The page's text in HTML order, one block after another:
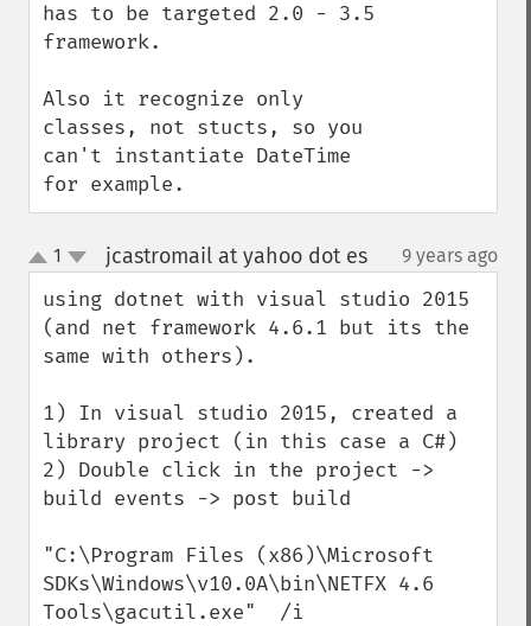
has to be targeted 2.0 - 3.5
framework.
Also it recognize only
classes, not stucts, so you
can't instantiate DateTime
for example.
up
down
1 jcastromail at yahoo dot es¶ 9 years ago
using dotnet with visual studio 2015
(and net framework 4.6.1 but its the
same with others).
1) In visual studio 2015, created a
library project (in this case a C#)
2) Double click in the project ->
build events -> post build
"C:\Program Files (x86)\Microsoft
SDKs\Windows\v10.0A\bin\NETFX 4.6
Tools\gacutil.exe"  /i